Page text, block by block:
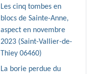
Les cinq tombes en
blocs de Sainte-Anne,
aspect en novembre
2023 (Saint-Vallier-de-
Thiey 06460)
La borie perdue du